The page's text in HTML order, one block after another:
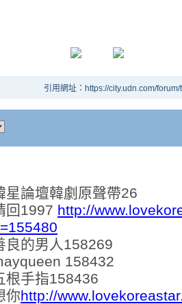
引用網址：https://city.udn.com/
星論壇韓劇原聲帶26
回1997 http://
良的男人158269
158432
根手指158436
你http://